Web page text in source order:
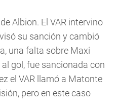
Albion. El VAR intervino
su sanción y cambió
una falta sobre Maxi
gol, fue sancionada con
el VAR llamó a Matonte
pero en este caso